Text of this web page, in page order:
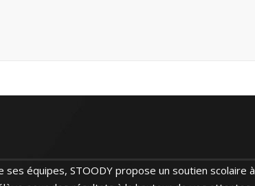
équipes, STOODY propose un soutien scolaire à